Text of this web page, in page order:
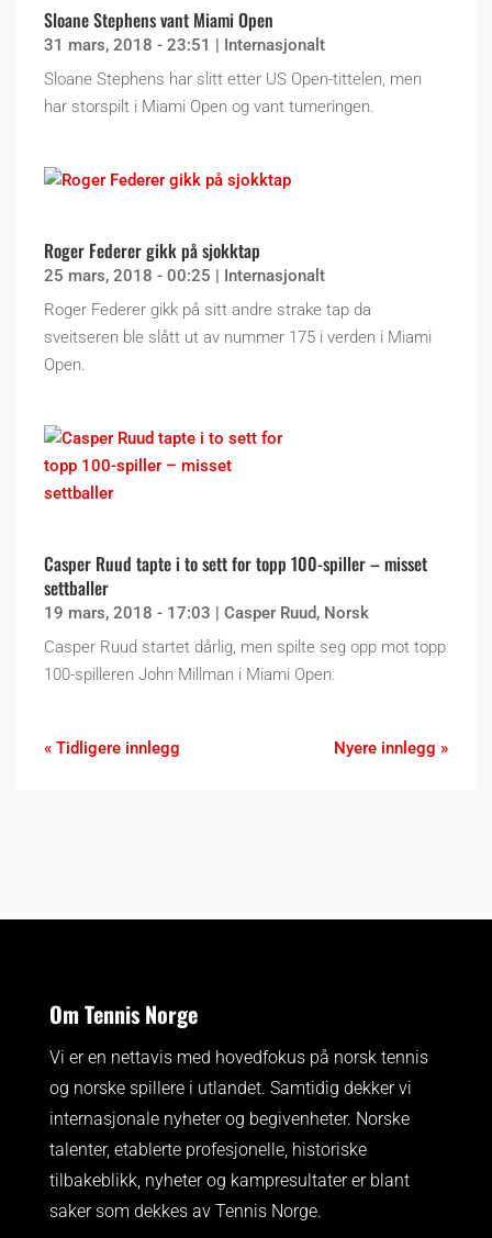
Sloane Stephens vant Miami Open
31 mars, 2018 - 23:51 | Internasjonalt
Sloane Stephens har slitt etter US Open-tittelen, men
har storspilt i Miami Open og vant turneringen.
Roger Federer gikk på sjokktap
25 mars, 2018 - 00:25 | Internasjonalt
Roger Federer gikk på sitt andre strake tap da
sveitseren ble slått ut av nummer 175 i verden i Miami
Open.
Casper Ruud tapte i to sett for topp 100-spiller – misset
settballer
19 mars, 2018 - 17:03 | Casper Ruud, Norsk
Casper Ruud startet dårlig, men spilte seg opp mot topp
100-spilleren John Millman i Miami Open.
« Tidligere innlegg Nyere innlegg »
Om Tennis Norge
Vi er en nettavis med hovedfokus på norsk tennis
og norske spillere i utlandet. Samtidig dekker vi
internasjonale nyheter og begivenheter. Norske
talenter, etablerte profesjonelle, historiske
tilbakeblikk, nyheter og kampresultater er blant
saker som dekkes av Tennis Norge.